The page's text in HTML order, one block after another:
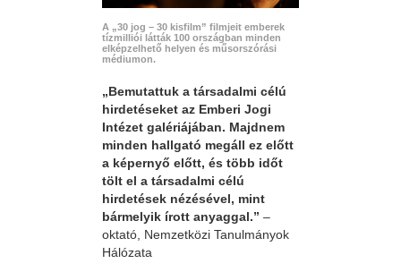
A „30 jog – 30 kisfilm” filmjeit emberek
tízmilliói látták 100 országban minden
elképzelhető helyen és műsorszórási
médiumon.
„Bemutattuk a társadalmi célú
hirdetéseket az Emberi Jogi
Intézet galériájában. Majdnem
minden hallgató megáll ez előtt
a képernyő előtt, és több időt
tölt el a társadalmi célú
hirdetések nézésével, mint
bármelyik írott anyaggal.” –
oktató, Nemzetközi Tanulmányok
Hálózata